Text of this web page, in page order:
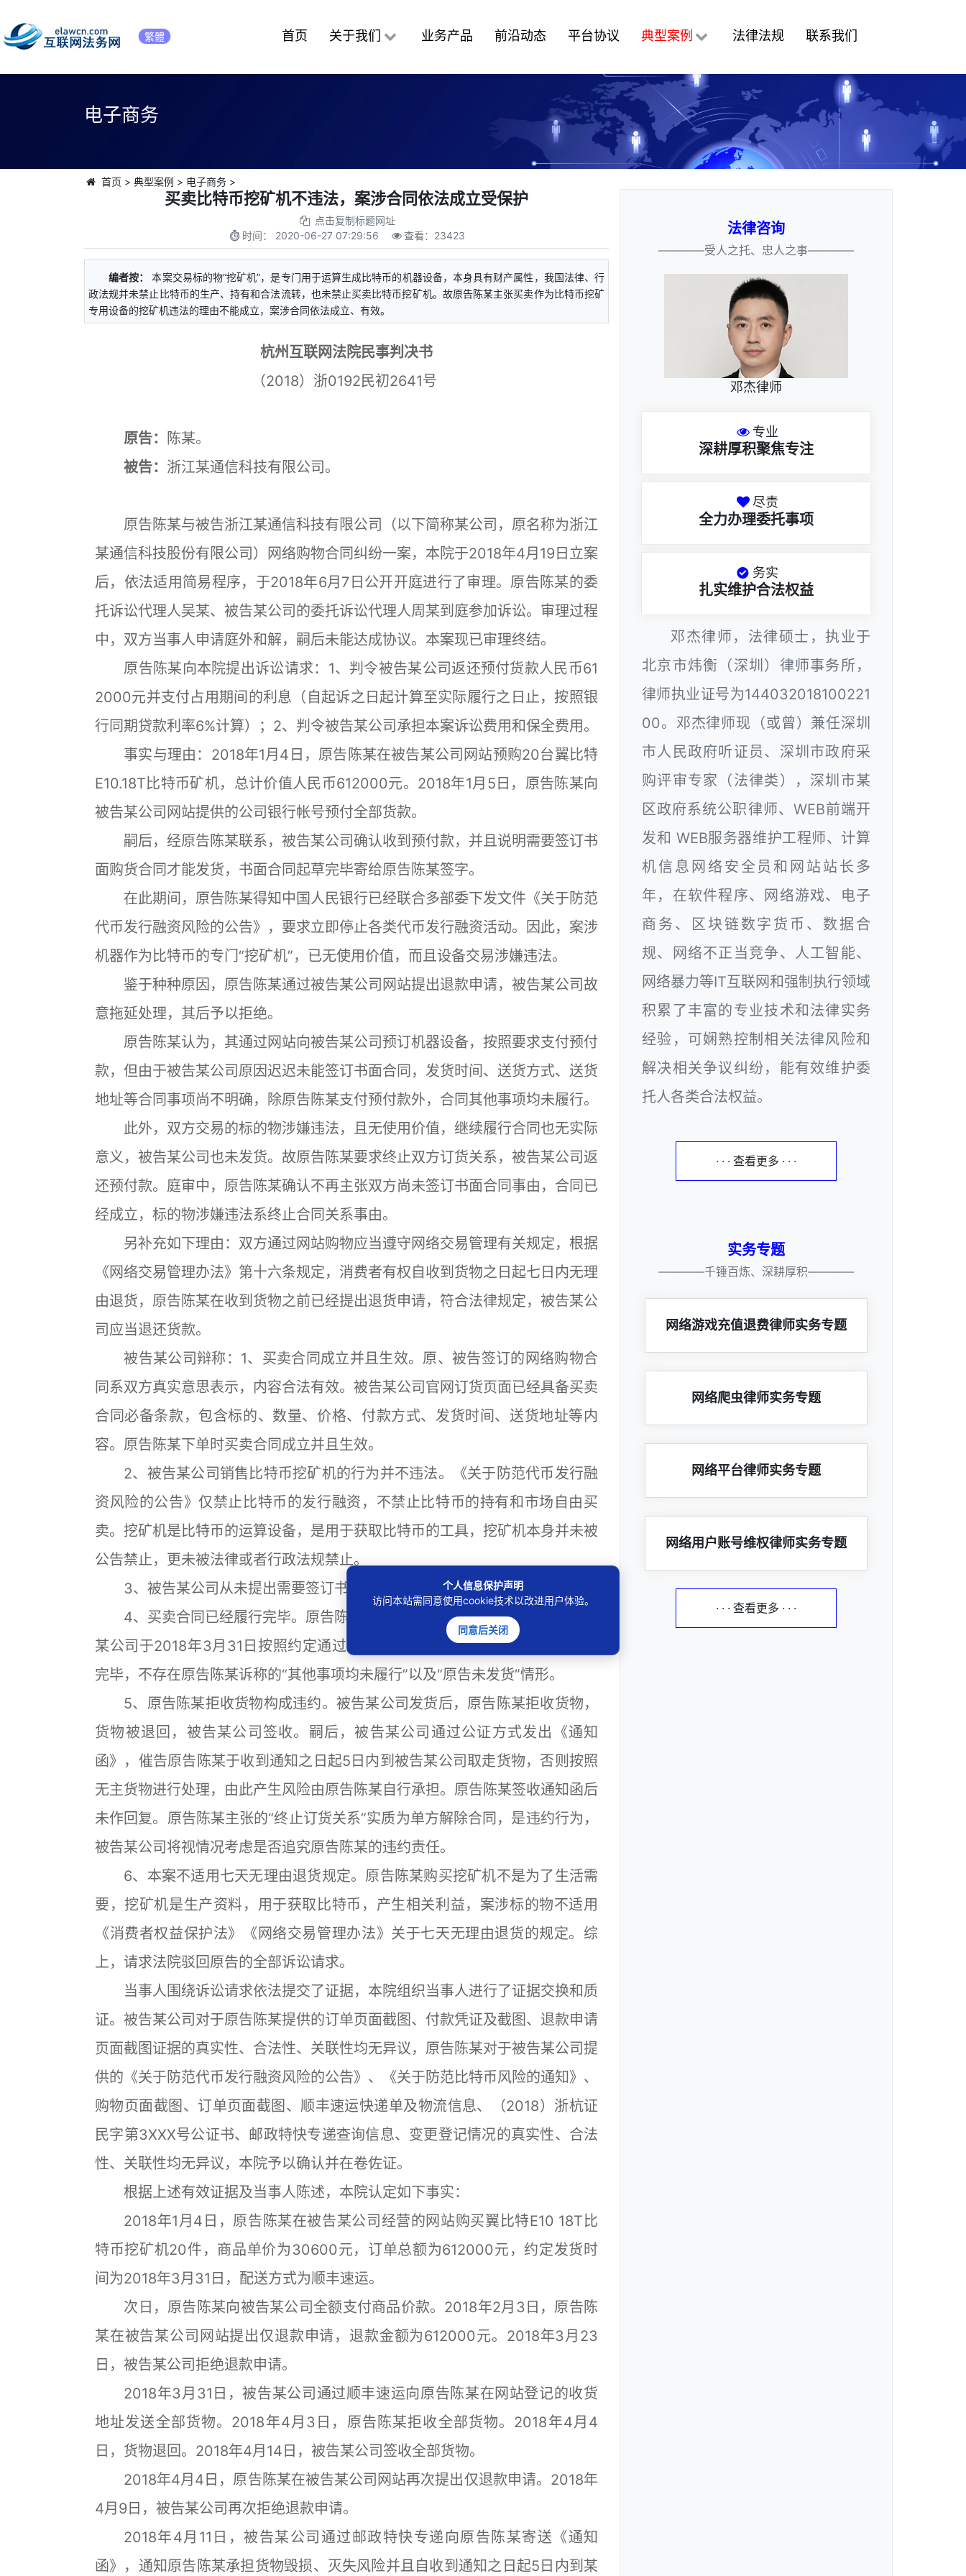
繁體 首页 关于我们 业务产品 前沿动态 平台协议 典型案例 法律法规 联系我们
电子商务
首页 > 典型案例 > 电子商务>
买卖比特币挖矿机不违法，案涉合同依法成立受保护
点击复制标题网址
时间： 2020-06-27 07:29:56 查看： 23423
编者按：
本案交易标的物“挖矿机”，是专门用于运算生成比特币的机器设备，本身具有财产属性，我国法律、行
政法规并未禁止比特币的生产、持有和合法流转，也未禁止买卖比特币挖矿机。故原告陈某主张买卖作为比特币挖矿
专用设备的挖矿机违法的理由不能成立，案涉合同依法成立、有效。
杭州互联网法院民事判决书
（2018）浙0192民初2641号
原告：
陈某。
被告： 浙江某通信科技有限公司。
原告陈某与被告浙江某通信科技有限公司（以下简称某公司，原名称为浙江
某通信科技股份有限公司）网络购物合同纠纷一案，本院于2018年4月19日立案
后，依法适用简易程序，于2018年6月7日公开开庭进行了审理。原告陈某的委
托诉讼代理人吴某、被告某公司的委托诉讼代理人周某到庭参加诉讼。审理过程
中，双方当事人申请庭外和解，嗣后未能达成协议。本案现已审理终结。
原告陈某向本院提出诉讼请求：1、判令被告某公司返还预付货款人民币61
2000元并支付占用期间的利息（自起诉之日起计算至实际履行之日止，按照银
行同期贷款利率6%计算）；2、判令被告某公司承担本案诉讼费用和保全费用。
事实与理由：2018年1月4日，原告陈某在被告某公司网站预购20台翼比特
E10.18T比特币矿机，总计价值人民币612000元。2018年1月5日，原告陈某向
被告某公司网站提供的公司银行帐号预付全部货款。
嗣后，经原告陈某联系，被告某公司确认收到预付款，并且说明需要签订书
面购货合同才能发货，书面合同起草完毕寄给原告陈某签字。
在此期间，原告陈某得知中国人民银行已经联合多部委下发文件《关于防范
代币发行融资风险的公告》，要求立即停止各类代币发行融资活动。因此，案涉
机器作为比特币的专门“挖矿机”，已无使用价值，而且设备交易涉嫌违法。
鉴于种种原因，原告陈某通过被告某公司网站提出退款申请，被告某公司故
意拖延处理，其后予以拒绝。
原告陈某认为，其通过网站向被告某公司预订机器设备，按照要求支付预付
款，但由于被告某公司原因迟迟未能签订书面合同，发货时间、送货方式、送货
地址等合同事项尚不明确，除原告陈某支付预付款外，合同其他事项均未履行。
此外，双方交易的标的物涉嫌违法，且无使用价值，继续履行合同也无实际
意义，被告某公司也未发货。故原告陈某要求终止双方订货关系，被告某公司返
还预付款。庭审中，原告陈某确认不再主张双方尚未签订书面合同事由，合同已
经成立，标的物涉嫌违法系终止合同关系事由。
另补充如下理由：双方通过网站购物应当遵守网络交易管理有关规定，根据
《网络交易管理办法》第十六条规定，消费者有权自收到货物之日起七日内无理
由退货，原告陈某在收到货物之前已经提出退货申请，符合法律规定，被告某公
司应当退还货款。
被告某公司辩称：1、买卖合同成立并且生效。原、被告签订的网络购物合
同系双方真实意思表示，内容合法有效。被告某公司官网订货页面已经具备买卖
合同必备条款，包含标的、数量、价格、付款方式、发货时间、送货地址等内
容。原告陈某下单时买卖合同成立并且生效。
2、被告某公司销售比特币挖矿机的行为并不违法。《关于防范代币发行融
资风险的公告》仅禁止比特币的发行融资，不禁止比特币的持有和市场自由买
卖。挖矿机是比特币的运算设备，是用于获取比特币的工具，挖矿机本身并未被
公告禁止，更未被法律或者行政法规禁止。
3、被告某公司从未提出需要签订书面合同才能发货。
4、买卖合同已经履行完毕。原告陈某于2018年1月5日支付全部货款，被告
某公司于2018年3月31日按照约定通过顺丰速运发货，双方买卖合同已经履行
完毕，不存在原告陈某诉称的“其他事项均未履行”以及“原告未发货”情形。
5、原告陈某拒收货物构成违约。被告某公司发货后，原告陈某拒收货物，
货物被退回，被告某公司签收。嗣后，被告某公司通过公证方式发出《通知
函》，催告原告陈某于收到通知之日起5日内到被告某公司取走货物，否则按照
无主货物进行处理，由此产生风险由原告陈某自行承担。原告陈某签收通知函后
未作回复。原告陈某主张的“终止订货关系”实质为单方解除合同，是违约行为，
被告某公司将视情况考虑是否追究原告陈某的违约责任。
6、本案不适用七天无理由退货规定。原告陈某购买挖矿机不是为了生活需
要，挖矿机是生产资料，用于获取比特币，产生相关利益，案涉标的物不适用
《消费者权益保护法》《网络交易管理办法》关于七天无理由退货的规定。综
上，请求法院驳回原告的全部诉讼请求。
当事人围绕诉讼请求依法提交了证据，本院组织当事人进行了证据交换和质
证。被告某公司对于原告陈某提供的订单页面截图、付款凭证及截图、退款申请
页面截图证据的真实性、合法性、关联性均无异议，原告陈某对于被告某公司提
供的《关于防范代币发行融资风险的公告》、《关于防范比特币风险的通知》、
购物页面截图、订单页面截图、顺丰速运快递单及物流信息、（2018）浙杭证
民字第3XXX号公证书、邮政特快专递查询信息、变更登记情况的真实性、合法
性、关联性均无异议，本院予以确认并在卷佐证。
根据上述有效证据及当事人陈述，本院认定如下事实：
2018年1月4日，原告陈某在被告某公司经营的网站购买翼比特E10 18T比
特币挖矿机20件，商品单价为30600元，订单总额为612000元，约定发货时
间为2018年3月31日，配送方式为顺丰速运。
次日，原告陈某向被告某公司全额支付商品价款。2018年2月3日，原告陈
某在被告某公司网站提出仅退款申请，退款金额为612000元。2018年3月23
日，被告某公司拒绝退款申请。
2018年3月31日，被告某公司通过顺丰速运向原告陈某在网站登记的收货
地址发送全部货物。2018年4月3日，原告陈某拒收全部货物。2018年4月4
日，货物退回。2018年4月14日，被告某公司签收全部货物。
2018年4月4日，原告陈某在被告某公司网站再次提出仅退款申请。2018年
4月9日，被告某公司再次拒绝退款申请。
2018年4月11日，被告某公司通过邮政特快专递向原告陈某寄送《通知
函》，通知原告陈某承担货物毁损、灭失风险并且自收到通知之日起5日内到某
法律咨询
————受人之托、忠人之事————
邓杰律师
专业
深耕厚积聚焦专注
尽责
全力办理委托事项
务实
扎实维护合法权益
邓杰律师，法律硕士，执业于
北京市炜衡（深圳）律师事务所，
律师执业证号为144032018100221
00。邓杰律师现（或曾）兼任深圳
市人民政府听证员、深圳市政府采
购评审专家（法律类），深圳市某
区政府系统公职律师、WEB前端开
发和 WEB服务器维护工程师、计算
机信息网络安全员和网站站长多
年，在软件程序、网络游戏、电子
商务、区块链数字货币、数据合
规、网络不正当竞争、人工智能、
网络暴力等IT互联网和强制执行领域
积累了丰富的专业技术和法律实务
经验，可娴熟控制相关法律风险和
解决相关争议纠纷，能有效维护委
托人各类合法权益。
· · · 查看更多 · · ·
实务专题
————千锤百炼、深耕厚积————
网络游戏充值退费律师实务专题
网络爬虫律师实务专题
网络平台律师实务专题
网络用户账号维权律师实务专题
· · · 查看更多 · · ·
个人信息保护声明
访问本站需同意使用cookie技术以改进用户体验。
同意后关闭